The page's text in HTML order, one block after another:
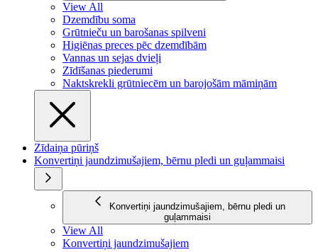
View All
Dzemdību soma
Grūtnieču un barošanas spilveni
Higiēnas preces pēc dzemdībām
Vannas un sejas dvieļi
Zīdīšanas piederumi
Naktskrekli grūtniecēm un barojošām māmiņām
Zīdaiņa pūriņš
Konvertiņi jaundzimušajiem, bērnu pledi un guļammaisi
Konvertiņi jaundzimušajiem, bērnu pledi un
guļammaisi
View All
Konvertiņi jaundzimušajiem